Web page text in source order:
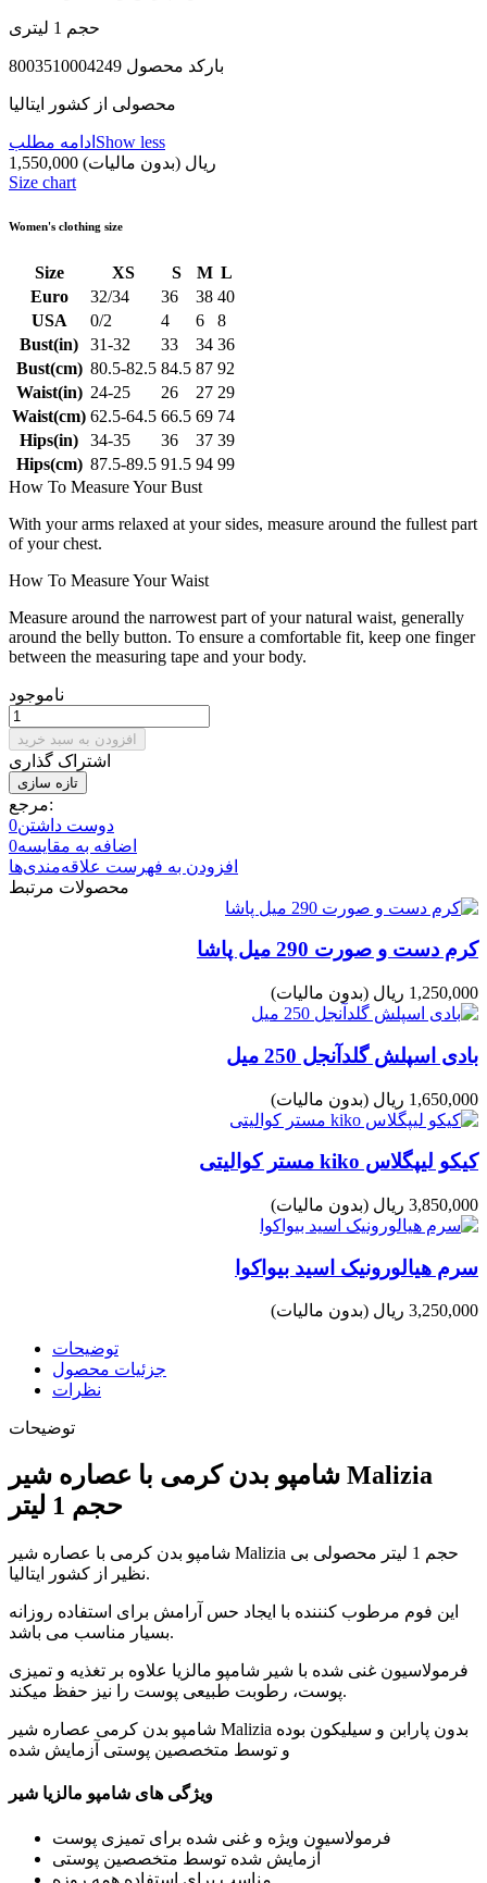
حجم 1 لیتری
بارکد محصول 8003510004249
محصولی از کشور ایتالیا
ادامه مطلب Show less
1,550,000 ریال (بدون مالیات)
Size chart
Women's clothing size
Size XS S M L
Euro
32/34 36 38 40
USA
0/2 4 6
8
Bust(in)
31-32 33 34 36
Bust(cm) 80.5-82.5 84.5 87 92
Waist(in) 24-25 26 27 29
Waist(cm) 62.5-64.5 66.5 69 74
Hips(in)
34-35 36 37 39
Hips(cm) 87.5-89.5 91.5 94 99
How To Measure Your Bust
With your arms relaxed at your sides, measure around the fullest part
of your chest.
How To Measure Your Waist
Measure around the narrowest part of your natural waist, generally
around the belly button. To ensure a comfortable fit, keep one finger
between the measuring tape and your body.
ناموجود
افزودن به سبد خرید
اشتراک گذاری
مرجع:
دوست داشتن0
اضافه به مقایسه0
افزودن به فهرست علاقه‌مندی‌ها
محصولات مرتبط
کرم دست و صورت 290 میل پاشا
1,250,000 ریال (بدون مالیات)
بادی اسپلش گلدآنجل 250 میل
1,650,000 ریال (بدون مالیات)
کیکو لیپگلاس kiko مستر کوالیتی
3,850,000 ریال (بدون مالیات)
سرم هیالورونیک اسید بیواکوا
3,250,000 ریال (بدون مالیات)
توضیحات
جزئیات محصول
نظرات
توضیحات
شامپو بدن کرمی با عصاره شیر Malizia
حجم 1 لیتر
شامپو بدن کرمی با عصاره شیر Malizia حجم 1 لیتر محصولی بی
نظیر از کشور ایتالیا.
این فوم مرطوب کنننده با ایجاد حس آرامش برای استفاده روزانه
بسیار مناسب می باشد.
فرمولاسیون غنی شده با شیر شامپو مالزیا علاوه بر تغذیه و تمیزی
پوست، رطوبت طبیعی پوست را نیز حفظ میکند.
شامپو بدن کرمی عصاره شیر Malizia بدون پارابن و سیلیکون بوده
و توسط متخصصین پوستی آزمایش شده
ویژگی های شامپو مالزیا شیر
فرمولاسیون ویژه و غنی شده برای تمیزی پوست
آزمایش شده توسط متخصصین پوستی
مناسب برای استفاده همه روزه